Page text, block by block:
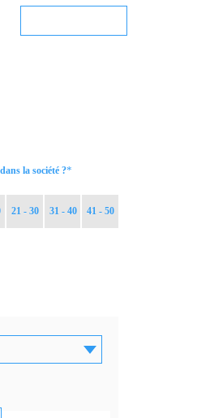
la société ?*
21 - 30 31 - 40 41 - 50